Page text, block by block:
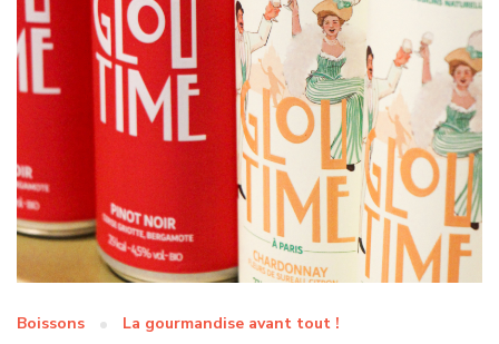
Boissons La gourmandise avant tout !